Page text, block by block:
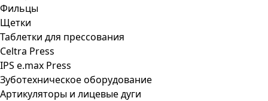
Фильцы
Щетки
Таблетки для прессования
Celtra Press
IPS e.max Press
Зуботехническое оборудование
Артикуляторы и лицевые дуги